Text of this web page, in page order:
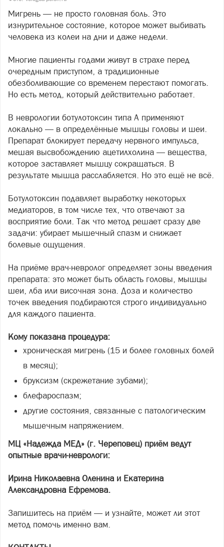
Мигрень — не просто головная боль. Это
изнурительное состояние, которое может выбивать
человека из колеи на дни и даже недели.
Многие пациенты годами живут в страхе перед
очередным приступом, а традиционные
обезболивающие со временем перестают помогать.
Но есть метод, который действительно работает.
В неврологии ботулотоксин типа А применяют
локально — в определённые мышцы головы и шеи.
Препарат блокирует передачу нервного импульса,
мешая высвобождению ацетилхолина — вещества,
которое заставляет мышцу сокращаться. В
результате мышца расслабляется. Но это ещё не всё.
Ботулотоксин подавляет выработку некоторых
медиаторов, в том числе тех, что отвечают за
восприятие боли. Так что метод решает сразу две
задачи: убирает мышечный спазм и снижает
болевые ощущения.
На приёме врач-невролог определяет зоны введения
препарата: это может быть область головы, мышцы
шеи, лба или височная зона. Доза и количество
точек введения подбираются строго индивидуально
для каждого пациента.
Кому показана процедура:
хроническая мигрень (15 и более головных болей
в месяц);
бруксизм (скрежетание зубами);
блефароспазм;
другие состояния, связанные с патологическим
мышечным напряжением.
МЦ «Надежда МЕД» (г. Череповец) приём ведут
опытные врачи-неврологи:
Ирина Николаевна Оленина и Екатерина
Александровна Ефремова.
Запишитесь на приём — и узнайте, может ли этот
метод помочь именно вам.